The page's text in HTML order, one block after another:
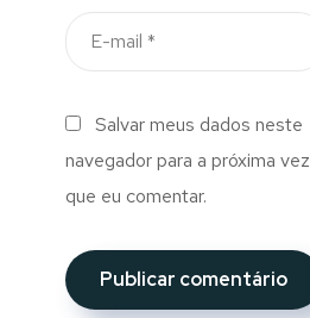
Salvar meus dados neste
navegador para a próxima vez
que eu comentar.